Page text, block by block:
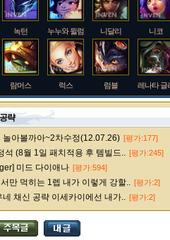
녹턴 누누와 윌럼프 니달리 니코
람머스 럭스 럼블 레나타 글
루시안 룰루 르블랑 리 신
말파이트 멜 모데카이저 모르가나
략
놀아볼까아~2차수정(12.07.26) [평가:177]
석 (8월 1일 패치적용 후 템빌드.. [평가:245]
미드 다이애나 [평가:594]
만 먹히는 1렙 내가 이렇게 강할.. [평가:2]
네 채신 공략 이세카이에선 내가.. [평가:2]